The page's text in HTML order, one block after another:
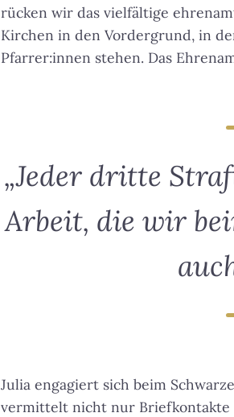
rücken wir das vielfältige
Kirchen in den Vordergrund, in
Pfarrer:innen stehen. Das
„Jeder dritte
Arbeit, die wir
Julia engagiert sich beim
vermittelt nicht nur Briefkontakte